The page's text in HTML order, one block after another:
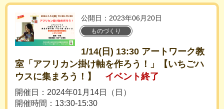
公開日：2023年06月20日
ものづくり
1/14(日) 13:30 アートワーク教
室「アフリカン掛け軸を作ろう！」【いちごハ
ウスに集まろう！】
イベント終了
開催日：2024年01月14日（日）
開催時間：13:30-15:30